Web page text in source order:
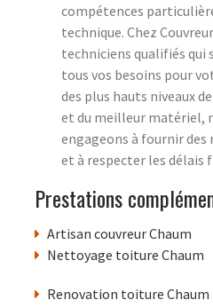
compétences
technique. Chez
techniciens qualifiés qui
tous vos besoins pour
des plus hauts niveaux
et du meilleur matériel,
engageons à fournir
et à respecter les délais
Prestations
Artisan couvreur Chaum
Nettoyage toiture Chaum
Renovation toiture Chaum